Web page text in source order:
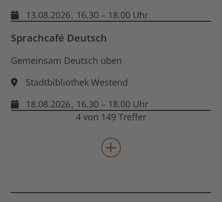
13.08.2026, 16.30 – 18.00 Uhr
Sprachcafé Deutsch
Gemeinsam Deutsch üben
Stadtbibliothek Westend
18.08.2026, 16.30 – 18.00 Uhr
4 von 149 Treffer
mehr Veranstaltungen